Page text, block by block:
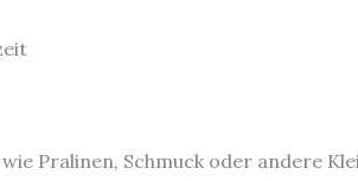
Pralinen, Schmuck oder andere